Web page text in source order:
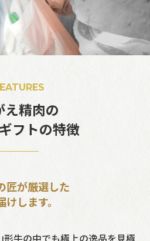
え精肉の
フトの特徴
匠が厳選した
します。